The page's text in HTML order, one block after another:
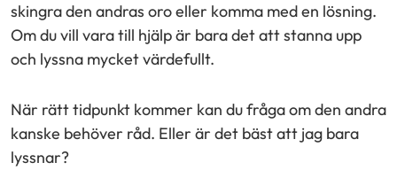
skingra den andras oro eller komma med en lösning.
Om du vill vara till hjälp är bara det att stanna upp
och lyssna mycket värdefullt.
När rätt tidpunkt kommer kan du fråga om den andra
kanske behöver råd. Eller är det bäst att jag bara
lyssnar?